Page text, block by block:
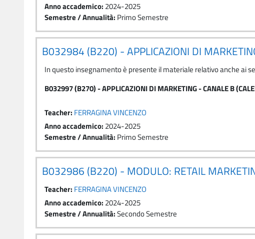
Anno accademico: 2024-2025
Semestre / Annualità: Primo Semestre
B032984 (B220) - APPLICAZIONI DI
In questo insegnamento è presente il materiale relativo anche ai
B032997 (B270) - APPLICAZIONI DI MARKETING - CANALE B
Teacher: FERRAGINA VINCENZO
Anno accademico: 2024-2025
Semestre / Annualità: Primo Semestre
B032986 (B220) - MODULO: RETAIL
Teacher: FERRAGINA VINCENZO
Anno accademico: 2024-2025
Semestre / Annualità:Secondo Semestre